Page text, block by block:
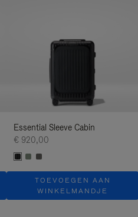
Essential Sleeve Cabin
€ 920,00
TOEVOEGEN AAN
WINKELMANDJE